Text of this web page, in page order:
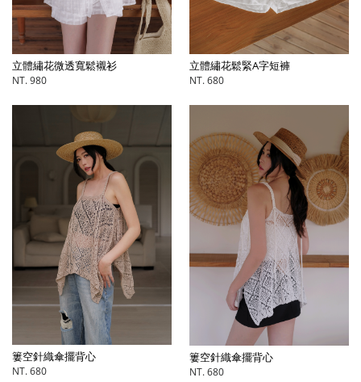
立體繡花微透寬鬆襯衫
NT. 980
立體繡花鬆緊A字短褲
NT. 680
簍空針織傘擺背心
NT. 680
簍空針織傘擺背心
NT. 680